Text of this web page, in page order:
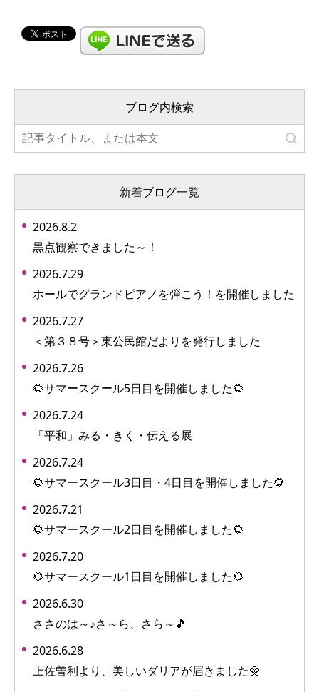
ブログ内検索
新着ブログ一覧
2026.8.2
黒点観察できました～！
2026.7.29
ホールでグランドピアノを弾こう！を開催しました
2026.7.27
＜第３８号＞東公民館だよりを発行しました
2026.7.26
🌻サマースクール5日目を開催しました🌻
2026.7.24
「平和」みる・きく・伝える展
2026.7.24
🌻サマースクール3日目・4日目を開催しました🌻
2026.7.21
🌻サマースクール2日目を開催しました🌻
2026.7.20
🌻サマースクール1日目を開催しました🌻
2026.6.30
ささのは～♪さ～ら、さら～🎵
2026.6.28
上佐曽利より、美しいダリアが届きました🌼